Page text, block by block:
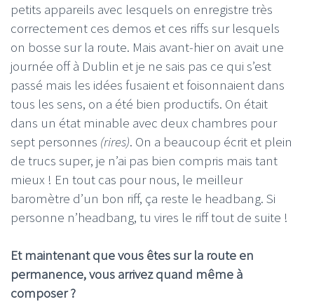
petits appareils avec lesquels on enregistre très
correctement ces demos et ces riffs sur lesquels
on bosse sur la route. Mais avant-hier on avait une
journée off à Dublin et je ne sais pas ce qui s’est
passé mais les idées fusaient et foisonnaient dans
tous les sens, on a été bien productifs. On était
dans un état minable avec deux chambres pour
sept personnes (rires). On a beaucoup écrit et plein
de trucs super, je n’ai pas bien compris mais tant
mieux ! En tout cas pour nous, le meilleur
baromètre d’un bon riff, ça reste le headbang. Si
personne n’headbang, tu vires le riff tout de suite !
Et maintenant que vous êtes sur la route en
permanence, vous arrivez quand même à
composer ?